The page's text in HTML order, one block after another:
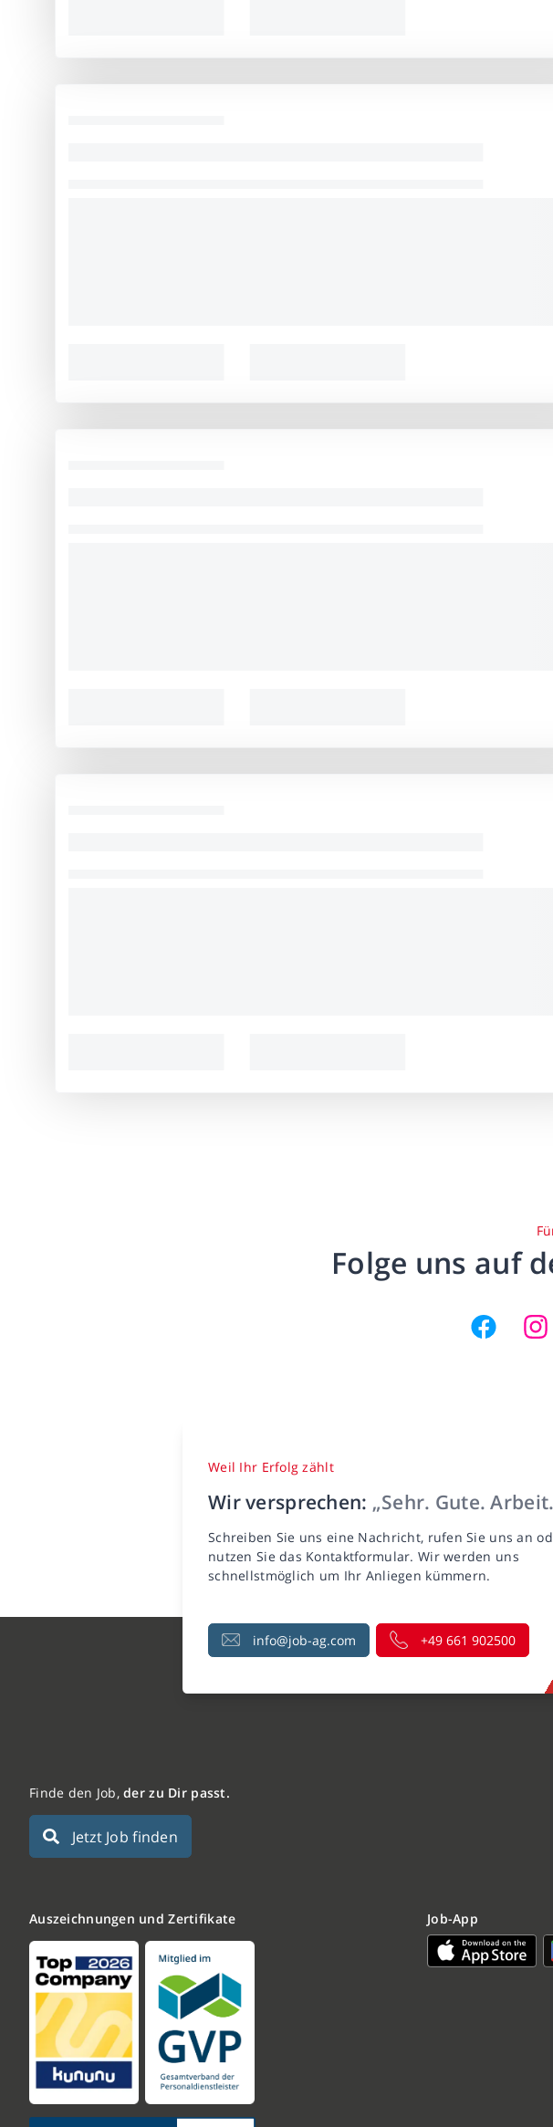
Folge uns auf
Weil Ihr Erfolg zählt
Wir versprechen: „Sehr. Gute.
Schreiben Sie uns eine Nachricht, rufen Sie uns an
nutzen Sie das Kontaktformular. Wir werden uns
schnellstmöglich um Ihr Anliegen kümmern.
info@job-ag.com +49 661 902500
Finde den Job,der zu Dir passt.
Jetzt Job finden
Auszeichnungen und Zertifikate Job-App